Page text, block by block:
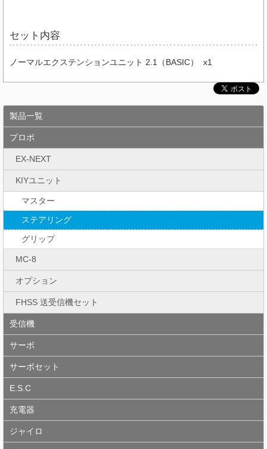
セット内容
ノーマルエクステンションユニット 2.1（BASIC） x1
製品一覧
プロポ
EX-NEXT
KIYユニット
マスター
ステアリング
グリップ
MC-8
オプション
FHSS 送受信機セット
受信機
サーボ
サーボセット
E.S.C
充電器
ジャイロ